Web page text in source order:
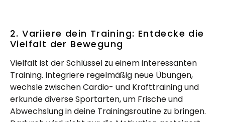
2. Variiere dein Training: Entdecke die
Vielfalt der Bewegung
Vielfalt ist der Schlüssel zu einem interessanten
Training. Integriere regelmäßig neue Übungen,
wechsle zwischen Cardio- und Krafttraining und
erkunde diverse Sportarten, um Frische und
Abwechslung in deine Trainingsroutine zu bringen.